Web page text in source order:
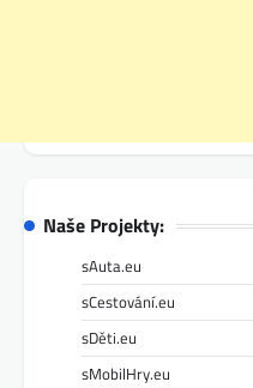
Naše Projekty:
sAuta.eu
sCestování.eu
sDěti.eu
sMobilHry.eu